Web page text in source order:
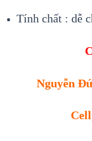
Tính chất : dễ
Nguyễn